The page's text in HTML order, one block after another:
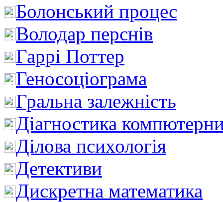
Болонський процес
Володар перснів
Гаррі Поттер
Геносоціограма
Гральна залежність
Діагностика
Ділова психологія
Детективи
Дискретна математика